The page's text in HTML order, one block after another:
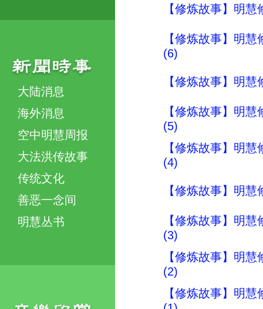
大陆消息
海外消息
空中明慧周报
大法洪传故事
传统文化
善恶一念间
明慧丛书
【修炼故事】明
【修炼故事】明
(6)
【修炼故事】明
【修炼故事】明
(5)
【修炼故事】明
(4)
【修炼故事】明
【修炼故事】明
(3)
【修炼故事】明
(2)
【修炼故事】明